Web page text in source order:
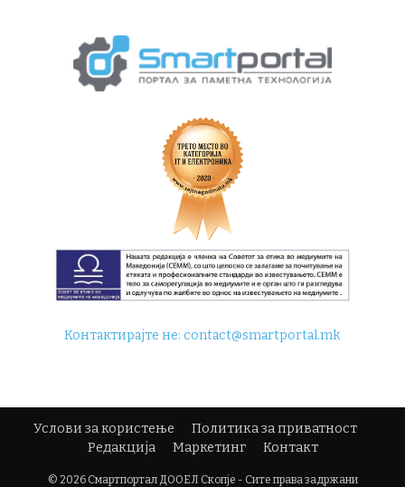
Контактирајте не:contact@smartportal.mk
Услови за користење
Политика за приватност
Редакција
Маркетинг Контакт
© 2026 Смартпортал ДООЕЛ Скопје - Сите права задржани